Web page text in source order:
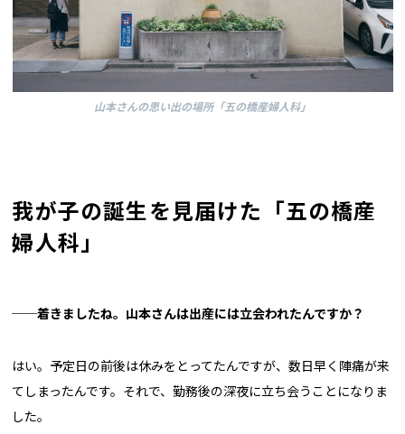
山本さんの思い出の場所「五の橋産婦人科」
我が子の誕生を見届けた「五の橋産
婦人科」
──着きましたね。山本さんは出産には立会われたんですか？
はい。予定日の前後は休みをとってたんですが、数日早く陣痛が来
てしまったんです。それで、勤務後の深夜に立ち会うことになりま
した。